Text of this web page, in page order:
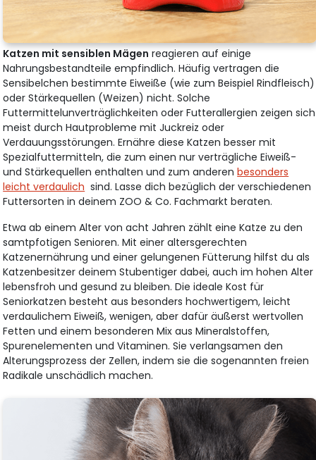
Katzen mit sensiblen Mägen reagieren auf einige
Nahrungsbestandteile empfindlich. Häufig vertragen die
Sensibelchen bestimmte Eiweiße (wie zum Beispiel Rindfleisch)
oder Stärkequellen (Weizen) nicht. Solche
Futtermittelunverträglichkeiten oder Futterallergien zeigen sich
meist durch Hautprobleme mit Juckreiz oder
Verdauungsstörungen. Ernähre diese Katzen besser mit
Spezialfuttermitteln, die zum einen nur verträgliche Eiweiß-
und Stärkequellen enthalten und zum anderenbesonders
leicht verdaulich sind. Lasse dich bezüglich der verschiedenen
Futtersorten in deinem ZOO & Co. Fachmarkt beraten.
Etwa ab einem Alter von acht Jahren zählt eine Katze zu den
samtpfotigen Senioren. Mit einer altersgerechten
Katzenernährung und einer gelungenen Fütterung hilfst du als
Katzenbesitzer deinem Stubentiger dabei, auch im hohen Alter
lebensfroh und gesund zu bleiben. Die ideale Kost für
Seniorkatzen besteht aus besonders hochwertigem, leicht
verdaulichem Eiweiß, wenigen, aber dafür äußerst wertvollen
Fetten und einem besonderen Mix aus Mineralstoffen,
Spurenelementen und Vitaminen. Sie verlangsamen den
Alterungsprozess der Zellen, indem sie die sogenannten freien
Radikale unschädlich machen.